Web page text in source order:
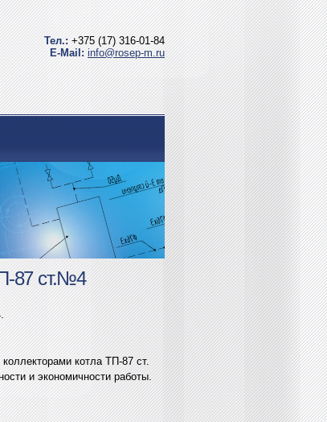
Тел.: +375 (17) 316-01-84
E-Mail: info@rosep-m.ru
87 ст.№4
котла ТП-87 ст.
и экономичности работы.